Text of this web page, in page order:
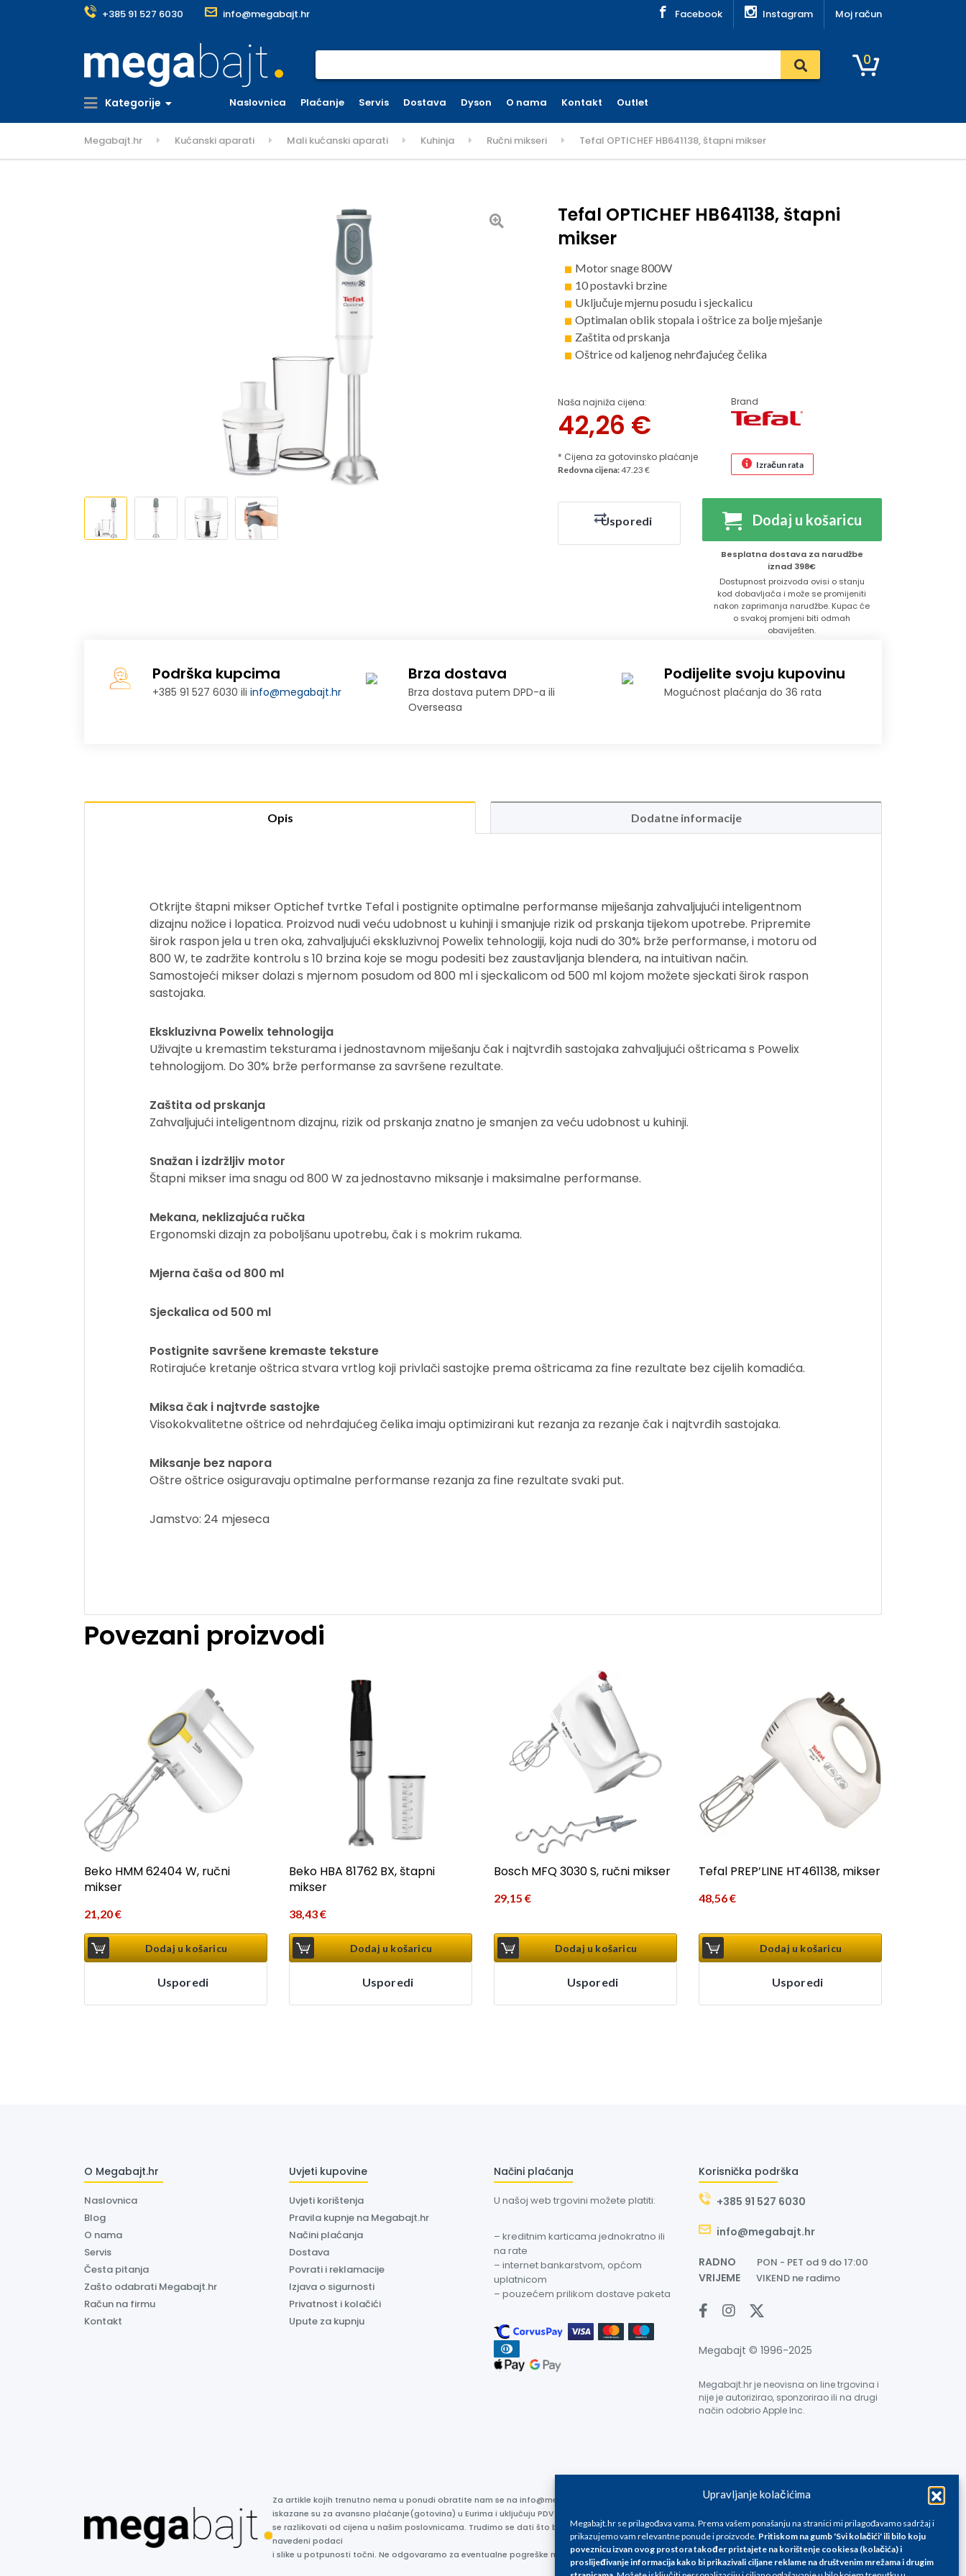
Upravljanje kolačićima
Megabajt.hr se prilagođava vama. Prema vašem ponašanju na stranici mi prilagođavamo sadržaj i
prikazujemo vam relevantne ponude i proizvode. Pritiskom na gumb 'Svi kolačići' ili bilo koju
poveznicu izvan ovog prostora također pristajete na korištenje cookiesa (kolačića) i
proslijeđivanje informacija kako bi prikazivali ciljane reklame na društvenim mrežama i drugim
+385 91 527 6030 info@megabajt.hr Facebook Instagram Moj račun
0
Kategorije Naslovnica Plaćanje Servis Dostava Dyson O nama Kontakt Outlet
Megabajt.hr Kućanski aparati Mali kućanski aparati Kuhinja Ručni mikseri Tefal OPTICHEF HB641138, štapni mikser
Tefal OPTICHEF HB641138, štapni
mikser
Motor snage 800W
10 postavki brzine
Uključuje mjernu posudu i sjeckalicu
Optimalan oblik stopala i oštrice za bolje mješanje
Zaštita od prskanja
Oštrice od kaljenog nehrđajućeg čelika
Naša najniža cijena:
42,26 €
* Cijena za gotovinsko plaćanje
Brand
Redovna cijena:47.23 € Izračun rata
Usporedi Dodaj u košaricu
Besplatna dostava za narudžbe
iznad 398€
Dostupnost proizvoda ovisi o stanju
kod dobavljača i može se promijeniti
nakon zaprimanja narudžbe. Kupac će
o svakoj promjeni biti odmah
obaviješten.
Podrška kupcima
+385 91 527 6030 iliinfo@megabajt.hr
Brza dostava
Brza dostava putem DPD-a ili
Overseasa
Podijelite svoju kupovinu
Mogućnost plaćanja do 36 rata
Opis Dodatne informacije
Otkrijte štapni mikser Optichef tvrtke Tefal i postignite optimalne performanse miješanja zahvaljujući inteligentnom
dizajnu nožice i lopatica. Proizvod nudi veću udobnost u kuhinji i smanjuje rizik od prskanja tijekom upotrebe. Pripremite
širok raspon jela u tren oka, zahvaljujući ekskluzivnoj Powelix tehnologiji, koja nudi do 30% brže performanse, i motoru od
800 W, te zadržite kontrolu s 10 brzina koje se mogu podesiti bez zaustavljanja blendera, na intuitivan način.
Samostojeći mikser dolazi s mjernom posudom od 800 ml i sjeckalicom od 500 ml kojom možete sjeckati širok raspon
sastojaka.
Ekskluzivna Powelix tehnologija
Uživajte u kremastim teksturama i jednostavnom miješanju čak i najtvrđih sastojaka zahvaljujući oštricama s Powelix
tehnologijom. Do 30% brže performanse za savršene rezultate.
Zaštita od prskanja
Zahvaljujući inteligentnom dizajnu, rizik od prskanja znatno je smanjen za veću udobnost u kuhinji.
Snažan i izdržljiv motor
Štapni mikser ima snagu od 800 W za jednostavno miksanje i maksimalne performanse.
Mekana, neklizajuća ručka
Ergonomski dizajn za poboljšanu upotrebu, čak i s mokrim rukama.
Mjerna čaša od 800 ml
Sjeckalica od 500 ml
Postignite savršene kremaste teksture
Rotirajuće kretanje oštrica stvara vrtlog koji privlači sastojke prema oštricama za fine rezultate bez cijelih komadića.
Miksa čak i najtvrđe sastojke
Visokokvalitetne oštrice od nehrđajućeg čelika imaju optimizirani kut rezanja za rezanje čak i najtvrđih sastojaka.
Miksanje bez napora
Oštre oštrice osiguravaju optimalne performanse rezanja za fine rezultate svaki put.
Jamstvo: 24 mjeseca
Povezani proizvodi
Beko HMM 62404 W, ručni
mikser
21,20€
Dodaj u košaricu
Usporedi
Beko HBA 81762 BX, štapni
mikser
38,43€
Dodaj u košaricu
Usporedi
Bosch MFQ 3030 S, ručni mikser
29,15 €
Dodaj u košaricu
Usporedi
Tefal PREP’LINE HT461138, mikser
48,56€
Dodaj u košaricu
Usporedi
O Megabajt.hr
Naslovnica
Blog
O nama
Servis
Česta pitanja
Zašto odabrati Megabajt.hr
Račun na firmu
Kontakt
Uvjeti kupovine
Uvjeti korištenja
Pravila kupnje na Megabajt.hr
Načini plaćanja
Dostava
Povrati i reklamacije
Izjava o sigurnosti
Privatnost i kolačići
Upute za kupnju
Načini plaćanja
U našoj web trgovini možete platiti:
– kreditnim karticama jednokratno ili
na rate
– internet bankarstvom, općom
uplatnicom
– pouzećem prilikom dostave paketa
Korisnička podrška
+385 91 527 6030
info@megabajt.hr
RADNO PON - PET od 9 do 17:00
VRIJEME VIKEND ne radimo
Megabajt © 1996-2025
Megabajt.hr je neovisna on line trgovina i
nije je autorizirao, sponzorirao ili na drugi
način odobrio Apple Inc.
Za artikle kojih trenutno nema u ponudi obratite nam se na info@megabajt.hr. Sve cijene su informativnog karaktera i podložne su promjenama, a
iskazane su za avansno plaćanje(gotovina) u Eurima i uključuju PDV. Sve cijene su iskazane isključivo za kupovinu putem webshop-a i mogu
se razlikovati od cijena u našim poslovnicama. Trudimo se dati što bolji i točniji opis i sliku. Unatoč tome, ne možemo garantirati da su svi
navedeni podaci
i slike u potpunosti točni. Ne odgovaramo za eventualne pogreške nastale u opisu proizvoda, greške prilikom štampanja te promjene cijena.